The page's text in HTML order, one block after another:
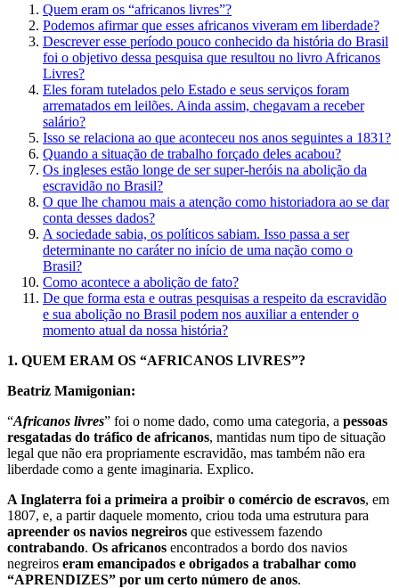
Quem eram os “africanos livres”?
Podemos afirmar que esses africanos viveram em liberdade?
Descrever esse período pouco conhecido da história do Brasil
foi o objetivo dessa pesquisa que resultou no livro Africanos
Livres?
Eles foram tutelados pelo Estado e seus serviços foram
arrematados em leilões. Ainda assim, chegavam a receber
salário?
Isso se relaciona ao que aconteceu nos anos seguintes a 1831?
Quando a situação de trabalho forçado deles acabou?
Os ingleses estão longe de ser super-heróis na abolição da
escravidão no Brasil?
O que lhe chamou mais a atenção como historiadora ao se dar
conta desses dados?
A sociedade sabia, os políticos sabiam. Isso passa a ser
determinante no caráter no início de uma nação como o
Brasil?
Como acontece a abolição de fato?
De que forma esta e outras pesquisas a respeito da escravidão
e sua abolição no Brasil podem nos auxiliar a entender o
momento atual da nossa história?
1. QUEM ERAM OS “AFRICANOS LIVRES”?
Beatriz Mamigonian:
“Africanos livres” foi o nome dado, como uma categoria, a pessoas
resgatadas do tráfico de africanos, mantidas num tipo de situação
legal que não era propriamente escravidão, mas também não era
liberdade como a gente imaginaria. Explico.
A Inglaterra foi a primeira a proibir o comércio de escravos, em
1807, e, a partir daquele momento, criou toda uma estrutura para
apreender os navios negreiros que estivessem fazendo
contrabando. Os africanos encontrados a bordo dos navios
negreiros eram emancipados e obrigados a trabalhar como
“APRENDIZES” por um certo número de anos.